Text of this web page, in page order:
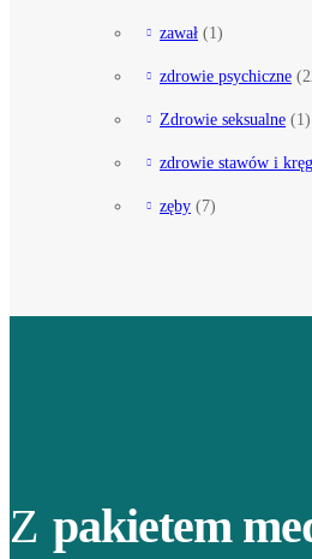
zawał (1)
zdrowie psychiczne
Zdrowie seksualne (1)
zdrowie stawów i
zęby (7)
Z pakietem